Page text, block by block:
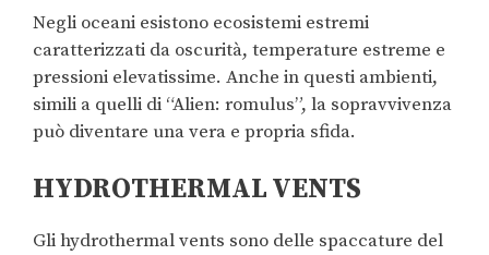
Negli oceani esistono ecosistemi estremi
caratterizzati da oscurità, temperature estreme e
pressioni elevatissime. Anche in questi ambienti,
simili a quelli di “Alien: romulus”, la sopravvivenza
può diventare una vera e propria sfida.
HYDROTHERMAL VENTS
Gli hydrothermal vents sono delle spaccature del